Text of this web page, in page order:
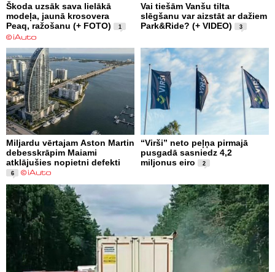
Škoda uzsāk sava lielākā
modeļa, jaunā krosovera
Peaq, ražošanu (+ FOTO)
1
Vai tiešām Vanšu tilta
slēgšanu var aizstāt ar dažiem
Park&Ride? (+ VIDEO)
3
Miljardu vērtajam Aston Martin
debesskrāpim Maiami
atklājušies nopietni defekti
6
“Virši” neto peļņa pirmajā
pusgadā sasniedz 4,2
miljonus eiro
2